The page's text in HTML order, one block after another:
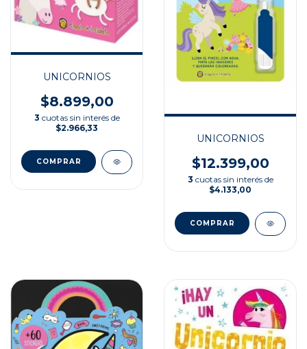
UNICORNIOS
$8.899,00
3 cuotas sin interés de
$2.966,33
UNICORNIOS
$12.399,00
3 cuotas sin interés de
$4.133,00